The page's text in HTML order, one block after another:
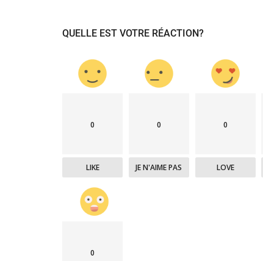
QUELLE EST VOTRE RÉACTION?
0
LIKE
0
JE N'AIME PAS
0
LOVE
0